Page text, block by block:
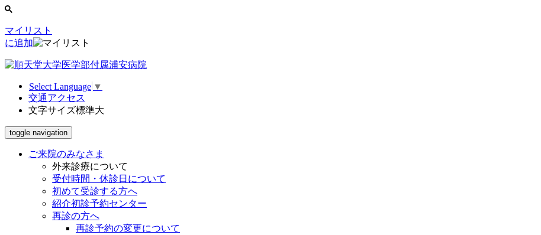
マイリスト
に追加
Select Language ▼
交通アクセス
文字サイズ標準大
toggle navigation
ご来院のみなさま
外来診療について
受付時間・休診日について
初めて受診する方へ
紹介初診予約センター
再診の方へ
再診予約の変更について